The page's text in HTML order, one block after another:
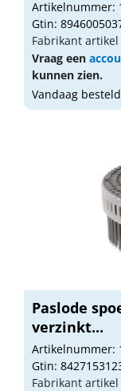
Artikelnummer:
Gtin:
Fabrikant
Vraag een
kunnen zien.
Vandaag
Paslode
verzinkt...
Artikelnummer:
Gtin:
Fabrikant